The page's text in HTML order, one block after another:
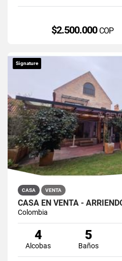
$2.500.000 COP
Signature
CASA VENTA
Colombia
4
Alcobas
5
Baños